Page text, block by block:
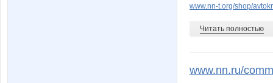
www.nn-t.org/shop/
Читать полностью
www.nn.ru/